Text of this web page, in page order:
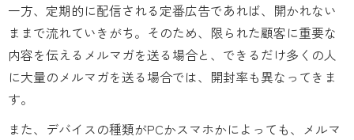
一方、定期的に配信される定番広告であれば、開かれない
ままで流れていきがち。そのため、限られた顧客に重要な
内容を伝えるメルマガを送る場合と、できるだけ多くの人
に大量のメルマガを送る場合では、開封率も異なってきま
す。
また、デバイスの種類がPCかスマホかによっても、メルマ